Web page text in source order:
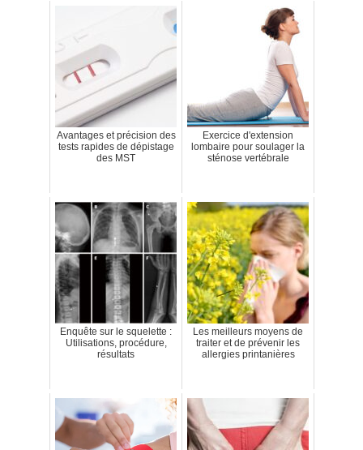
Avantages et précision des
tests rapides de dépistage
des MST
Exercice d'extension
lombaire pour soulager la
sténose vertébrale
Enquête sur le squelette :
Utilisations, procédure,
résultats
Les meilleurs moyens de
traiter et de prévenir les
allergies printanières